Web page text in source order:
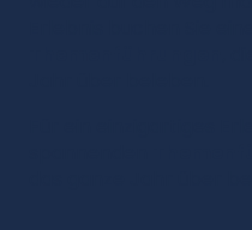
Erlebnis buchen Sie
Für ein einzigartiges